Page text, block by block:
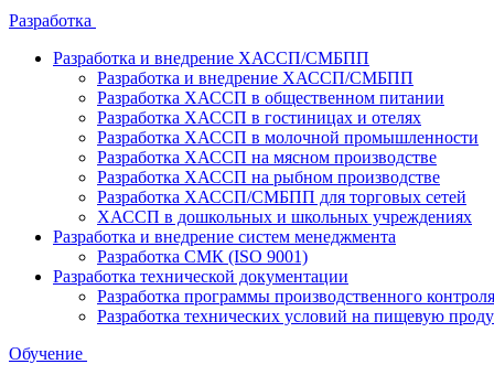
Разработка
Разработка и внедрение ХАССП/СМБПП
Разработка и внедрение ХАССП/СМБПП
Разработка ХАССП в общественном питании
Разработка ХАССП в гостиницах и отелях
Разработка ХАССП в молочной промышленности
Разработка ХАССП на мясном производстве
Разработка ХАССП на рыбном производстве
Разработка ХАССП/СМБПП для торговых сетей
ХАССП в дошкольных и школьных учреждениях
Разработка и внедрение систем менеджмента
Разработка СМК (ISO 9001)
Разработка технической документации
Разработка программы производственного
Разработка технических условий на пищевую
Обучение